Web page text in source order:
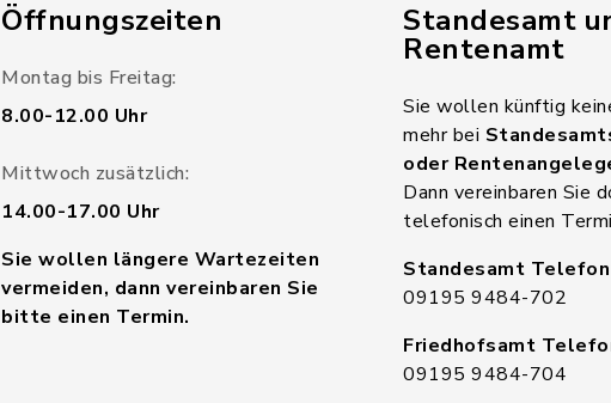
Öffnungszeiten
Montag bis Freitag:
8.00-12.00 Uhr
Mittwoch zusätzlich:
14.00-17.00 Uhr
Sie wollen längere Wartezeiten
vermeiden, dann vereinbaren Sie
bitte einen Termin.
Standesamt
Rentenamt
Sie wollen künftig
mehr bei
oder
Dann vereinbaren Sie
telefonisch einen
Standesamt Telefon
09195 9484-702
Friedhofsamt
09195 9484-704